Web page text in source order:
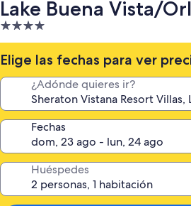
Lake Buena Vista/
Propiedad
de
4.0
estrellas
Elige las fechas para ver
¿Adónde quieres ir?
Fechas
Huéspedes